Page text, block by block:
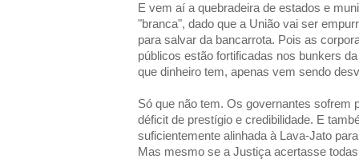
E vem aí a quebradeira de estados e
"branca", dado que a União vai ser
para salvar da bancarrota. Pois as
públicos estão fortificadas nos bunkers
que dinheiro tem, apenas vem sendo
Só que não tem. Os governantes sofrem
déficit de prestígio e credibilidade. E
suficientemente alinhada à Lava-Jato
Mas mesmo se a Justiça acertasse